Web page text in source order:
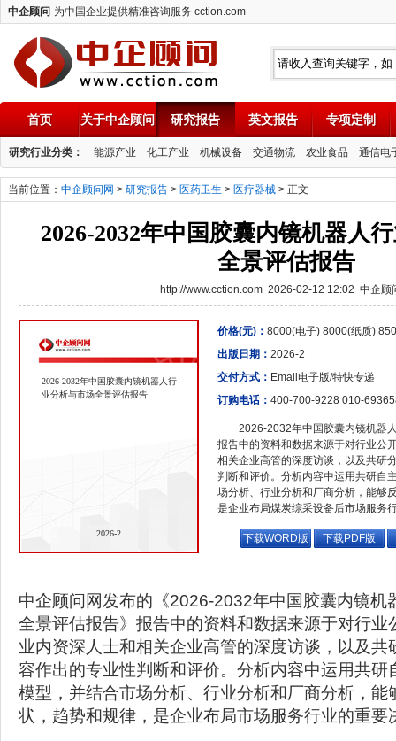
中企顾问-为中国企业提供精准咨询服务 cction.com
中企顾问
首页 关于中企顾问 研究报告 英文报告 专项定制
研究行业分类： 能源产业 化工产业 机械设备 交通物流 农业食品 通信电
当前位置： 中企顾问网 > 研究报告 > 医药卫生 > 医疗器械 > 正文
2026-2032年中国胶囊内镜机器人
全景评估报告
http://www.cction.com 2026-02-12 12:02 中企顾
2026-2032年中国胶囊内镜机器人行
业分析与市场全景评估报告
2026-2
价格(元)： 8000(电子) 8000(纸质)
出版日期： 2026-2
交付方式： Email电子版/特快专递
订购电话： 400-700-9228 010-
2026-2032年中国胶囊内镜机器
报告中的资料和数据来源于对行业公
相关企业高管的深度访谈，以及共研
判断和评价。分析内容中运用共研自
场分析、行业分析和厂商分析，能够
是企业布局煤炭综采设备后市场服务
下载WORD版 下载PDF版
中企顾问网发布的《2026-2032年中国胶囊内镜机
全景评估报告》报告中的资料和数据来源于对行业
业内资深人士和相关企业高管的深度访谈，以及共
容作出的专业性判断和评价。分析内容中运用共研
模型，并结合市场分析、行业分析和厂商分析，能
状，趋势和规律，是企业布局市场服务行业的重要